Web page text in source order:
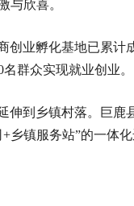
与欣喜。
创业孵化基地已累计
群众实现就业创业。
伸到乡镇村落。巨鹿
乡镇服务站”的一体